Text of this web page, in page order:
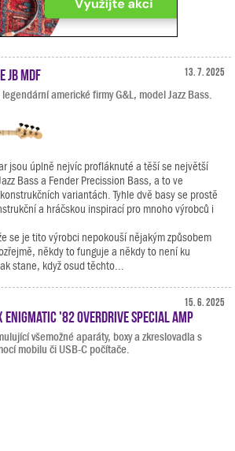
13. 7. 2025
MDF
americké firmy G&L, model Jazz Bass.
jsou úplně nejvíc profláknuté a těší se největší
Bass a Fender Precission Bass, a to ve
variantách. Tyhle dvě basy se prostě
a hráčskou inspirací pro mnoho výrobců i
se je tito výrobci nepokouší nějakým způsobem
někdy to funguje a někdy to není ku
stane, když osud těchto...
15. 6. 2025
Enigmatic '82 Overdrive Special Amp
všemožné aparáty, boxy a zkreslovadla s
mobilu či USB-C počítače.